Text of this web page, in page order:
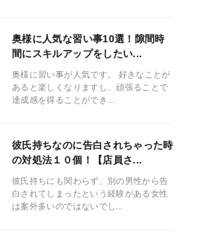
奥様に人気な習い事10選！隙間時
間にスキルアップをしたい...
奥様に習い事が人気です。 好きなことが
あると楽しくなりますし、頑張ることで
達成感を得ることができ...
彼氏持ちなのに告白されちゃった時
の対処法１０個！【店員さ...
彼氏持ちにも関わらず、別の男性から告
白されてしまったという経験がある女性
は案外多いのではないでし...